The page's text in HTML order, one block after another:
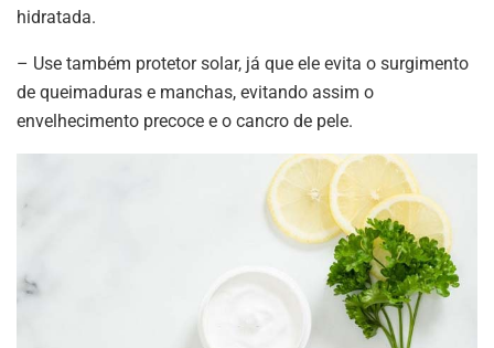
hidratada.
– Use também protetor solar, já que ele evita o surgimento
de queimaduras e manchas, evitando assim o
envelhecimento precoce e o cancro de pele.